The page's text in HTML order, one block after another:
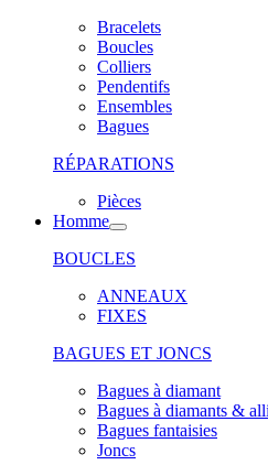
Bracelets
Boucles
Colliers
Pendentifs
Ensembles
Bagues
RÉPARATIONS
Pièces
Homme
BOUCLES
ANNEAUX
FIXES
BAGUES ET JONCS
Bagues à diamant
Bagues à diamants &
Bagues fantaisies
Joncs